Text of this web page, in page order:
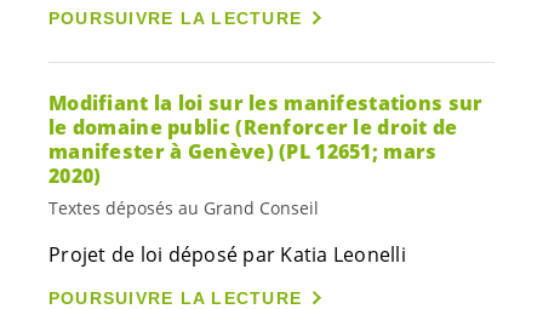
POURSUIVRE LA LECTURE
Modifiant la loi sur les manifestations sur
le domaine public (Renforcer le droit de
manifester à Genève) (PL 12651; mars
2020)
Textes déposés au Grand Conseil
Projet de loi déposé par Katia Leonelli
POURSUIVRE LA LECTURE